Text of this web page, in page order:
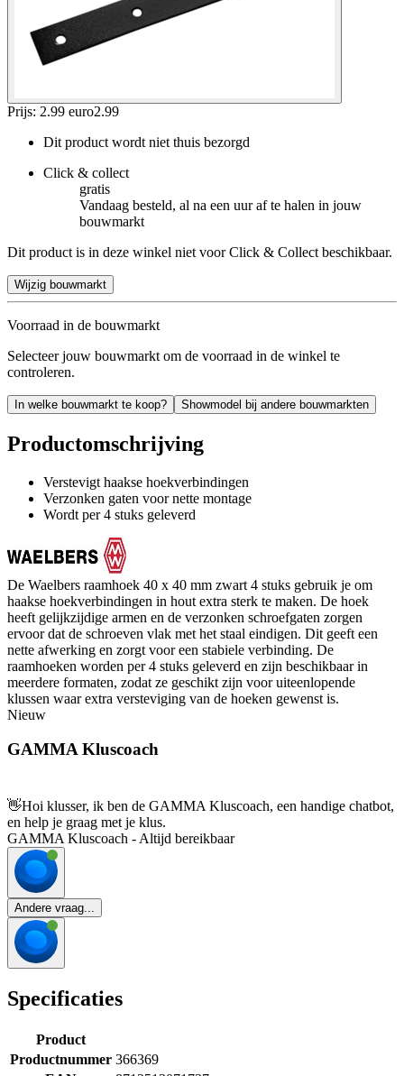
Prijs: 2.99 euro2.99
Dit product wordt niet thuis bezorgd
Click & collect
gratis
Vandaag besteld, al na een uur af te halen in jouw
bouwmarkt
Dit product is in deze winkel niet voor Click & Collect beschikbaar.
Wijzig bouwmarkt
Voorraad in de bouwmarkt
Selecteer jouw bouwmarkt om de voorraad in de winkel te
controleren.
In welke bouwmarkt te koop? Showmodel bij andere bouwmarkten
Productomschrijving
Verstevigt haakse hoekverbindingen
Verzonken gaten voor nette montage
Wordt per 4 stuks geleverd
De Waelbers raamhoek 40 x 40 mm zwart 4 stuks gebruik je om
haakse hoekverbindingen in hout extra sterk te maken. De hoek
heeft gelijkzijdige armen en de verzonken schroefgaten zorgen
ervoor dat de schroeven vlak met het staal eindigen. Dit geeft een
nette afwerking en zorgt voor een stabiele verbinding. De
raamhoeken worden per 4 stuks geleverd en zijn beschikbaar in
meerdere formaten, zodat ze geschikt zijn voor uiteenlopende
klussen waar extra versteviging van de hoeken gewenst is.
Nieuw
GAMMA Kluscoach
👋Hoi klusser, ik ben de GAMMA Kluscoach, een handige chatbot,
en help je graag met je klus.
GAMMA Kluscoach - Altijd bereikbaar
Andere vraag...
Specificaties
Product
Productnummer 366369